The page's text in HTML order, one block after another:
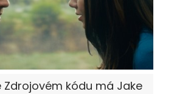
Zdrojovém kódu má Jake